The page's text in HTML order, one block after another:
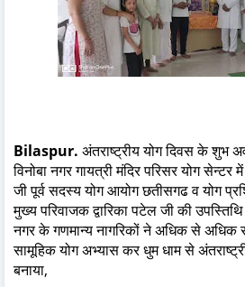
Bilaspur. अंतराष्ट्रीय योग दिवस के शुभ
विनोबा नगर गायत्री मंदिर परिसर योग
जी पूर्व सदस्य योग आयोग छतीसगढ व योग
मुख्य परिवाजक द्वारिका पटेल जी की
नगर के गणमान्य नागरिकों ने अधिक से अधिक
सामूहिक योग अभ्यास कर धुम धाम से
बनाया,